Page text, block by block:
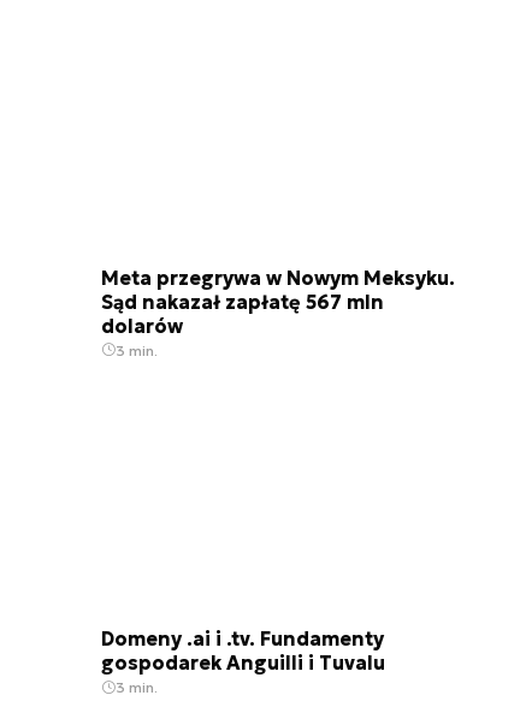
Meta przegrywa w Nowym Meksyku.
Sąd nakazał zapłatę 567 mln
dolarów
3 min.
Domeny .ai i .tv. Fundamenty
gospodarek Anguilli i Tuvalu
3 min.